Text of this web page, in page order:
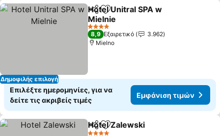
Δημοφιλής επιλογή
Κοινοποίηση
Προσθήκη στα αγαπημένα
Hotel Unitral SPA w
Mielnie
4 Αστέρια
8,9 Εξαιρετικό
3.962
Mielno
Επιλέξτε ημερομηνίες, για να
δείτε τις ακριβείς τιμές
Εμφάνιση τιμών
Κοινοποίηση
Προσθήκη στα αγαπημένα
Hotel Zalewski